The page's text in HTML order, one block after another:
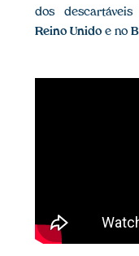
dos
Reino Unidoe no